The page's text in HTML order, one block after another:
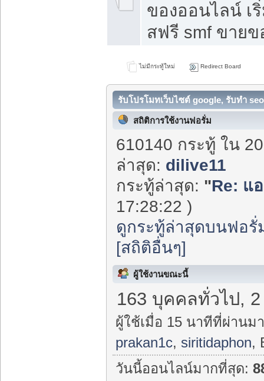
ของออนไลน์ เ
สฟรี smf ขาย
ไม่มีกระทู้ใหม่ Redirect Board
รับโปรโมทเว็บไซต์ google, รับทำ
สถิติการใช้งานฟอรั่ม
610140 กระทู้ ใน
ล่าสุด: dilive11
กระทู้ล่าสุด: "Re: แ
17:28:22 )
ดูกระทู้ล่าสุดบนฟอรั่
[สถิติอื่นๆ]
ผู้ใช้งานขณะนี้
163 บุคคลทั่วไป,
ผู้ใช้เมื่อ 15 นาทีที่ผ่านม
prakan1c, siritidaphon,
วันนี้ออนไลน์มากที่สุด: